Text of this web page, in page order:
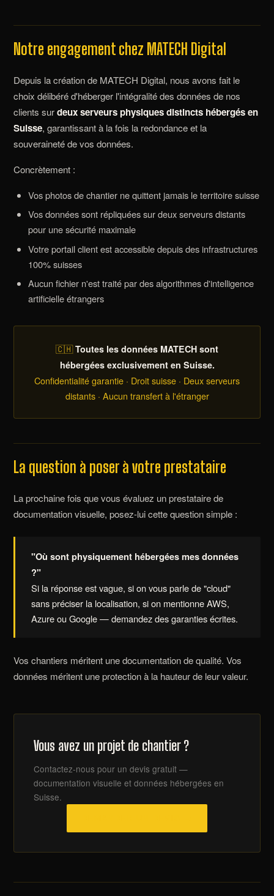
Notre engagement chez MATECH Digital
Depuis la création de MATECH Digital, nous avons fait le
choix délibéré d'héberger l'intégralité des données de nos
clients surdeux serveurs physiques distincts hébergés en
Suisse, garantissant à la fois la redondance et la
souveraineté de vos données.
Concrètement :
Vos photos de chantier ne quittent jamais le territoire suisse
Vos données sont répliquées sur deux serveurs distants
pour une sécurité maximale
Votre portail client est accessible depuis des infrastructures
100% suisses
Aucun fichier n'est traité par des algorithmes d'intelligence
artificielle étrangers
🇨🇭Toutes les données MATECH sont
hébergées exclusivement en Suisse.
Confidentialité garantie · Droit suisse · Deux serveurs
distants · Aucun transfert à l'étranger
La question à poser à votre prestataire
La prochaine fois que vous évaluez un prestataire de
documentation visuelle, posez-lui cette question simple :
"Où sont physiquement hébergées mes données
?"
Si la réponse est vague, si on vous parle de "cloud"
sans préciser la localisation, si on mentionne AWS,
Azure ou Google — demandez des garanties écrites.
Vos chantiers méritent une documentation de qualité. Vos
données méritent une protection à la hauteur de leur valeur.
Vous avez un projet de chantier ?
Contactez-nous pour un devis gratuit —
documentation visuelle et données hébergées en
Suisse.